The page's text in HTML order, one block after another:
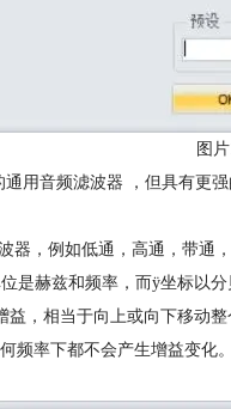
图
通用音频滤波器 ，但具有
器，例如低通，高通，带通
是赫兹和频率，而ÿ坐标以分
，相当于向上或向下移动整
频率下都不会产生增益变